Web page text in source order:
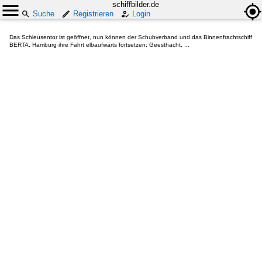
schiffbilder.de
Suche
Registrieren Login
Das Schleusentor ist geöffnet, nun können der Schubverband und das Binnenfrachtschiff
BERTA, Hamburg ihre Fahrt elbaufwärts fortsetzen; Geesthacht, ...